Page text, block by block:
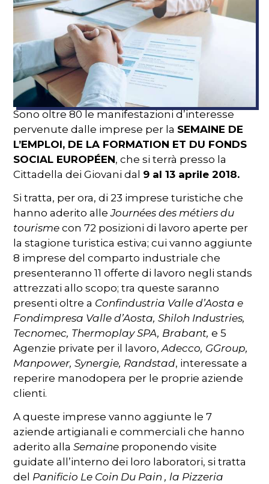
Sono oltre 80 le manifestazioni d’interesse
pervenute dalle imprese per la SEMAINE DE
L’EMPLOI, DE LA FORMATION ET DU FONDS
SOCIAL EUROPÉEN, che si terrà presso la
Cittadella dei Giovani dal 9 al 13 aprile 2018.
Si tratta, per ora, di 23 imprese turistiche che
hanno aderito alleJournées des métiers du
tourisme con 72 posizioni di lavoro aperte per
la stagione turistica estiva; cui vanno aggiunte
8 imprese del comparto industriale che
presenteranno 11 offerte di lavoro negli stands
attrezzati allo scopo; tra queste saranno
presenti oltre a Confindustria Valle d’Aosta e
Fondimpresa Valle d’Aosta, Shiloh Industries,
Tecnomec, Thermoplay SPA, Brabant, e 5
Agenzie private per il lavoro,Adecco, GGroup,
Manpower, Synergie, Randstad, interessate a
reperire manodopera per le proprie aziende
clienti.
A queste imprese vanno aggiunte le 7
aziende artigianali e commerciali che hanno
aderito allaSemaine proponendo visite
guidate all’interno dei loro laboratori, si tratta
del Panificio Le Coin Du Pain , la Pizzeria